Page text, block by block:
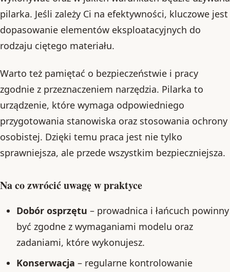
pilarka. Jeśli zależy Ci na efektywności, kluczowe jest
dopasowanie elementów eksploatacyjnych do
rodzaju ciętego materiału.
Warto też pamiętać o bezpieczeństwie i pracy
zgodnie z przeznaczeniem narzędzia. Pilarka to
urządzenie, które wymaga odpowiedniego
przygotowania stanowiska oraz stosowania ochrony
osobistej. Dzięki temu praca jest nie tylko
sprawniejsza, ale przede wszystkim bezpieczniejsza.
Na co zwrócić uwagę w praktyce
Dobór osprzętu – prowadnica i łańcuch powinny
być zgodne z wymaganiami modelu oraz
zadaniami, które wykonujesz.
Konserwacja – regularne kontrolowanie